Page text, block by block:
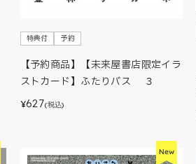
特典付 予約
【予約商品】【未来屋書店限定イラ
ストカード】ふたりバス ３
¥627(税込)